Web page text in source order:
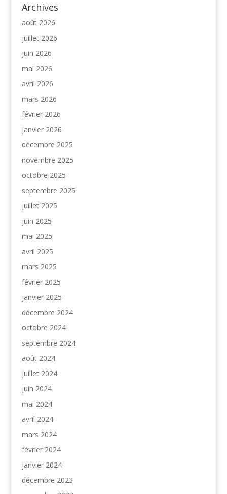
Archives
août 2026
juillet 2026
juin 2026
mai 2026
avril 2026
mars 2026
février 2026
janvier 2026
décembre 2025
novembre 2025
octobre 2025
septembre 2025
juillet 2025
juin 2025
mai 2025
avril 2025
mars 2025
février 2025
janvier 2025
décembre 2024
octobre 2024
septembre 2024
août 2024
juillet 2024
juin 2024
mai 2024
avril 2024
mars 2024
février 2024
janvier 2024
décembre 2023